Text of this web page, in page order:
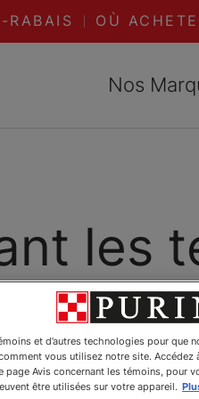
RABAIS OÙ
Nos
les
et d’autres technologies pour que
vous utilisez notre site. Accédez
page Avis concernant les témoins, pour
être utilisées sur votre appareil.